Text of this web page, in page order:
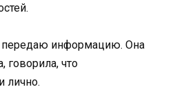
передаю информацию. Она
говорила, что
лично.